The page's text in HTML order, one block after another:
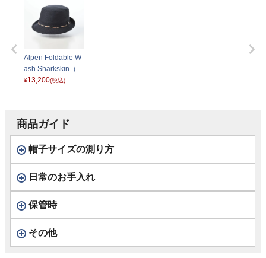
Alpen Foldable W
ash Sharkskin（ア
ルペン フォルダブ
¥13,200(税込)
商品ガイド
帽子サイズの測り方
日常のお手入れ
保管時
その他